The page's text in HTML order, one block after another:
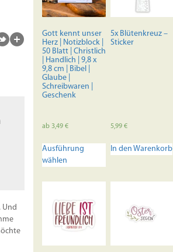
Und
können
auf
der
Produktseite
gewählt
Gott kennt unser
Herz | Notizblock |
50 Blatt | Christlich
| Handlich | 9,8 x
9,8 cm | Bibel |
Glaube |
Schreibwaren |
Geschenk
ab 3,49 €
Ausführung
wählen
Produkt
Optionen
auf
5x Blütenkreuz –
Sticker
5,99€
In den Warenkorb